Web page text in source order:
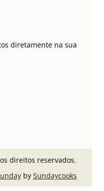
diretamente na sua
direitos reservados.
by Sundaycooks